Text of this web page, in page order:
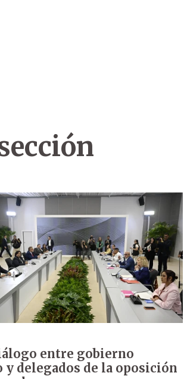
entre gobierno
delegados de la oposición